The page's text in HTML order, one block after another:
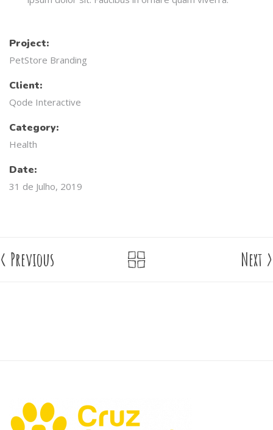
Project:
PetStore Branding
Client:
Qode Interactive
Category:
Health
Date:
31 de Julho, 2019
< Previous Next >